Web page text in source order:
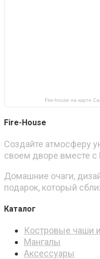
Fire-house на карте
Fire-House
Создайте атмосферу
своем дворе вместе с
Домашние очаги,
подарок, который
Каталог
Костровые чаши
Мангалы
Аксессуары